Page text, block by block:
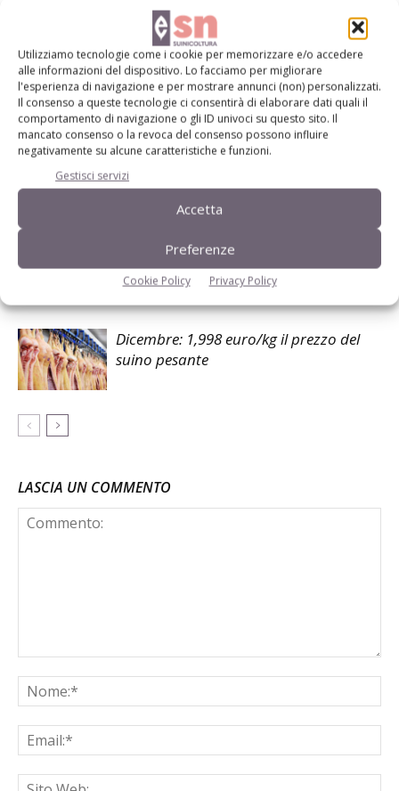
Utilizziamo tecnologie come i cookie per memorizzare e/o accedere
alle informazioni del dispositivo. Lo facciamo per migliorare
l'esperienza di navigazione e per mostrare annunci (non) personalizzati.
Il consenso a queste tecnologie ci consentirà di elaborare dati quali il
comportamento di navigazione o gli ID univoci su questo sito. Il
mancato consenso o la revoca del consenso possono influire
negativamente su alcune caratteristiche e funzioni.
Gestisci servizi
Accetta
Preferenze
Cookie Policy Privacy Policy
Facebook Twitter
Articoli correlati
Febbraio: 2,04 euro/kg il prezzo del
suino pesante
Gennaio: 1,93 euro/kg il prezzo del
suino pesante
Dicembre: 1,998 euro/kg il prezzo del
suino pesante
LASCIA UN COMMENTO